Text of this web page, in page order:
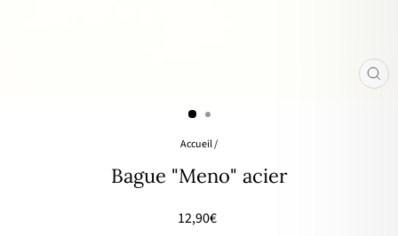
Accueil/
Bague "Meno" acier
Prix
12,90€